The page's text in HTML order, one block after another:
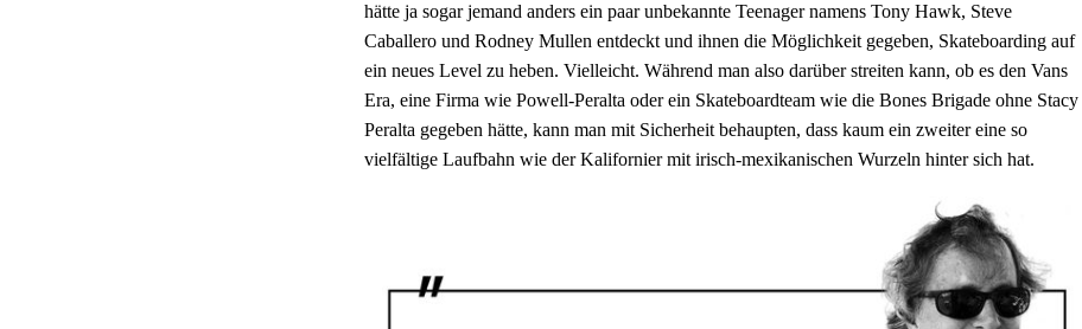
hätte ja sogar jemand anders ein paar unbekannte Teenager namens Tony Hawk, Steve
Caballero und Rodney Mullen entdeckt und ihnen die Möglichkeit gegeben, Skateboarding auf
ein neues Level zu heben. Vielleicht. Während man also darüber streiten kann, ob es den Vans
Era, eine Firma wie Powell-Peralta oder ein Skateboardteam wie die Bones Brigade ohne Stacy
Peralta gegeben hätte, kann man mit Sicherheit behaupten, dass kaum ein zweiter eine so
vielfältige Laufbahn wie der Kalifornier mit irisch-mexikanischen Wurzeln hinter sich hat.